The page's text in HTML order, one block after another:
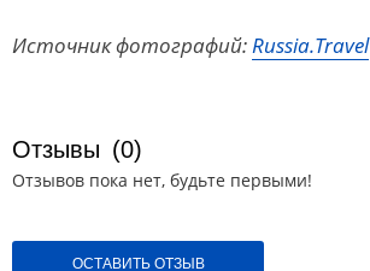
Источник фотографий:Russia.Travel
Отзывы (0)
Отзывов пока нет, будьте первыми!
ОСТАВИТЬ ОТЗЫВ